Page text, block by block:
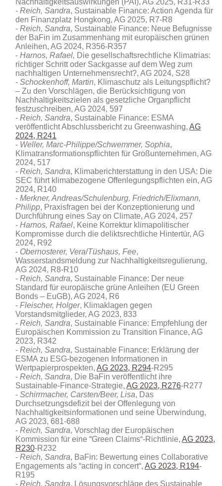
Nachhaltigkeitsauswirkungen (PAI), AG 2025, R31-R33
Reich, Sandra, Sustainable Finance: Action Agenda für
den Finanzplatz Hongkong, AG 2025, R7-R8
Reich, Sandra, Sustainable Finance: Neue Befugnisse
der BaFin im Zusammenhang mit europäischen grünen
Anleihen, AG 2024, R356-R357
Harnos, Rafael, Die gesellschaftsrechtliche Klimatrias:
richtiger Schritt oder Sackgasse auf dem Weg zum
nachhaltigen Unternehmensrecht?, AG 2024, S28
Schockenhoff, Martin, Klimaschutz als Leitungspflicht?
– Zu den Vorschlägen, die Berücksichtigung von
Nachhaltigkeitszielen als gesetzliche Organpflicht
festzuschreiben, AG 2024, 597
Reich, Sandra, Sustainable Finance: ESMA
veröffentlicht Abschlussbericht zu Greenwashing,AG
2024, R241
Weller, Marc-Philippe/Schwemmer, Sophia,
Klimatransformationspflichten für Großunternehmen, AG
2024, 517
Reich, Sandra, Klimaberichterstattung in den USA: Die
SEC führt klimabezogene Offenlegungspflichten ein, AG
2024, R140
Merkner, Andreas/Schulenburg, Friedrich/Elixmann,
Philipp, Praxisfragen bei der Konzeptionierung und
Durchführung eines Say on Climate, AG 2024, 257
Harnos, Rafael, Keine Korrektur klimapolitischer
Kompromisse durch die deliktsrechtliche Hintertür, AG
2024, R92
Obernosterer, Vera/Tüshaus, Fee,
Wasserstandsmeldung zur Nachhaltigkeitsregulierung,
AG 2024, R8-R10
Reich, Sandra, Sustainable Finance: Der neue
Standard für europäische grüne Anleihen (EU Green
Bonds – EuGB), AG 2024, R6
Fleischer, Holger, Klimaklagen gegen
Vorstandsmitglieder, AG 2023, 833
Reich, Sandra, Sustainable Finance: Empfehlung der
Europäischen Kommission zu Transition Finance, AG
2023, R342
Reich, Sandra, Sustainable Finance: Erklärung der
ESMA zu ESG-bezogenen Informationen in
Wertpapierprospekten,AG 2023, R294-R295
Reich, Sandra, Die BaFin veröffentlicht ihre
Sustainable-Finance-Strategie,AG 2023, R276-R277
Schirrmacher, Carsten/Beer, Lisa, Das
Durchsetzungsdefizit bei der Offenlegung von
Nachhaltigkeitsinformationen und seine Überwindung,
AG 2023, 681-688
Reich, Sandra, Vorschlag der Europäischen
Kommission für eine “Green Claims“-Richtlinie,AG 2023,
R230-R232
Reich, Sandra, BaFin: Bewertung eines Collaborative
Engagements als “acting in concert“,AG 2023, R194-
R195
Reich, Sandra, Lösungsvorschläge des Sustainable